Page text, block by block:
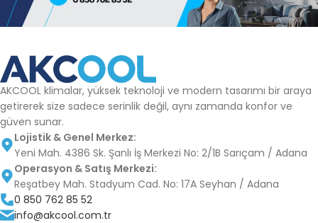
AKCOOL klimalar, yüksek teknoloji ve modern tasarımı bir araya
getirerek size sadece serinlik değil, aynı zamanda konfor ve
güven sunar.
Lojistik & Genel Merkez:
Yeni Mah. 4386 Sk. Şanlı İş Merkezi No: 2/1B Sarıçam / Adana
Operasyon & Satış Merkezi:
Reşatbey Mah. Stadyum Cad. No: 17A Seyhan / Adana
0 850 762 85 52
info@akcool.com.tr